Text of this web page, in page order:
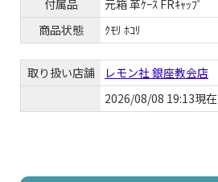
付属品
元箱 革ｹｰｽ FRｷｬｯﾌﾟ
商品状態
ｸﾓﾘ ﾎｺﾘ
取り扱い店舗
レモン社 銀座教会店
2026/08/08 19:13現在